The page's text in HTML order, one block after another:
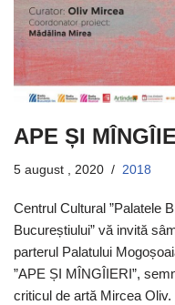
APE ȘI
5 august , 2020 2018
Centrul Cultural ”Palatele
Bucureștiului” vă invită
parterul Palatului
”APE ȘI MÎNGÎIERI”,
criticul de artă Mircea